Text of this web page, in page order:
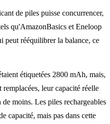
de piles puisse concurrencer,
qu'AmazonBasics et Eneloop
peut rééquilibrer la balance, ce
étiquetées 2800 mAh, mais,
remplacées, leur capacité réelle
moins. Les piles rechargeables
capacité, mais pas dans cette